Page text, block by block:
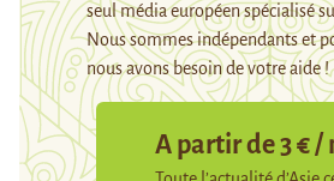
seul média européen spécialisé
Nous sommes indépendants et
nous avons besoin de votre aide !
A partir de 3 € /